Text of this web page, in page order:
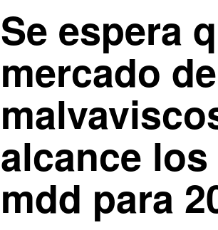
Se espera
mercado de
alcance los
mdd para